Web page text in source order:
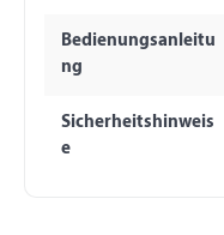
Bedienungsanleitu
ng
Sicherheitshinweis
e